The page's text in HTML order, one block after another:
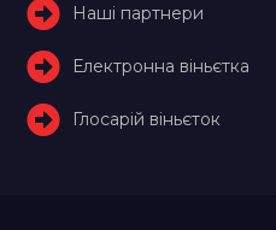
Наші партнери
Електронна віньєтка
Глосарій віньєток